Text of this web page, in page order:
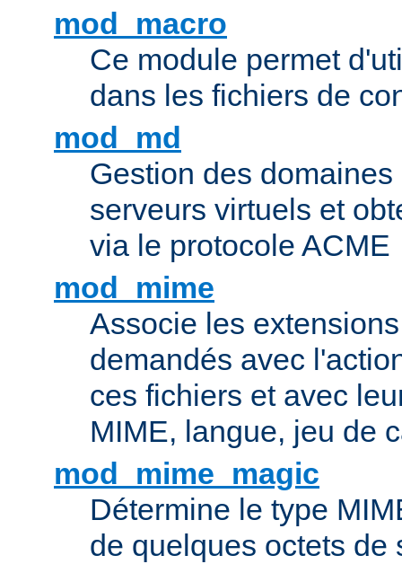
mod_macro
Ce module permet
dans les fichiers de
mod_md
Gestion des
serveurs virtuels et
via le protocole ACME
mod_mime
Associe les
demandés avec
ces fichiers et avec
MIME, langue, jeu de
mod_mime_magic
Détermine le type
de quelques octets de